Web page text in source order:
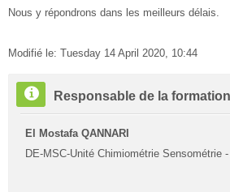
Nous y répondrons dans les meilleurs délais.
Modifié le: Tuesday 14 April 2020, 10:44
Passer
Responsable
Responsable de la formation
El Mostafa QANNARI
DE-MSC-Unité Chimiométrie Sensométrie